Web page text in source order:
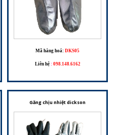
Mã hàng hoá: DKS05
Liên hệ : 098.148.6162
Găng chịu nhiệt dickson